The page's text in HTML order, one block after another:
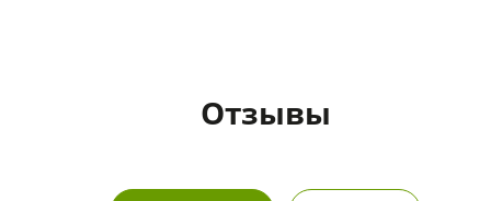
Отзывы